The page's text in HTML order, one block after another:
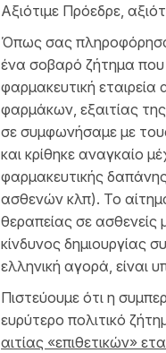
Αξιότιμε Πρόεδρε,
Όπως σας πληροφόρησα
ένα σοβαρό ζήτημα που
φαρμακευτική
φαρμάκων, εξαιτίας
σε συμφωνήσαμε με
και κρίθηκε αναγκαίο
φαρμακευτικής
ασθενών κλπ). Το
θεραπείας σε
κίνδυνος δημιουργίας
ελληνική αγορά, είναι
Πιστεύουμε ότι η
ευρύτερο πολιτικό
αιτίας «επιθετικών»